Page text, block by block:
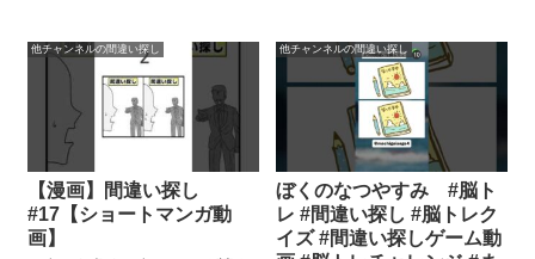
他チャンネルの間違い探し
【漫画】間違い探し
#17【ショートマンガ動
画】
他チャンネルの間違い探し
ぼくのなつやすみ #脳ト
レ #間違い探し #脳トレク
イズ #間違い探しゲーム動